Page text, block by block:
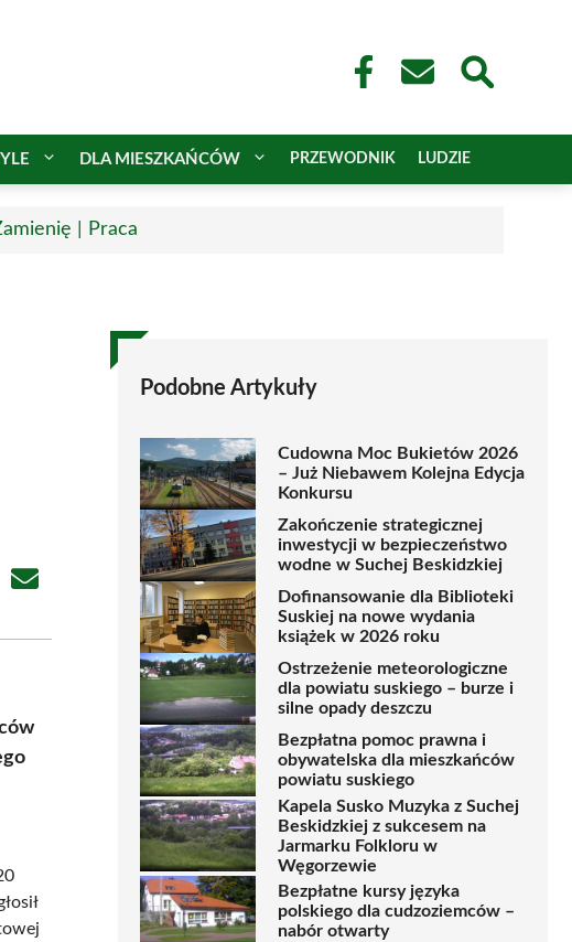
DLA MIESZKAŃCÓW PRZEWODNIK LUDZIE
| Praca
Share
Podobne Artykuły
Cudowna Moc Bukietów 2026
– Już Niebawem Kolejna Edycja
Konkursu
Zakończenie strategicznej
inwestycji w bezpieczeństwo
wodne w Suchej Beskidzkiej
Dofinansowanie dla Biblioteki
Suskiej na nowe wydania
książek w 2026 roku
Ostrzeżenie meteorologiczne
dla powiatu suskiego – burze i
silne opady deszczu
Bezpłatna pomoc prawna i
obywatelska dla mieszkańców
powiatu suskiego
Kapela Susko Muzyka z Suchej
Beskidzkiej z sukcesem na
Jarmarku Folkloru w
Węgorzewie
Bezpłatne kursy języka
polskiego dla cudzoziemców –
nabór otwarty